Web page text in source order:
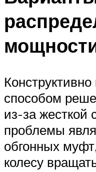
способом
из-за жесткой
проблемы
обгонных
колесу